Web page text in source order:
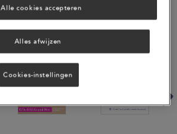
Alles afwijzen
Alle cookies accepteren
Cookies-instellingen